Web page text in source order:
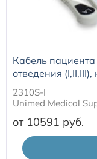
Кабель
отведения
2310S-I
Unimed Medical
от 10591